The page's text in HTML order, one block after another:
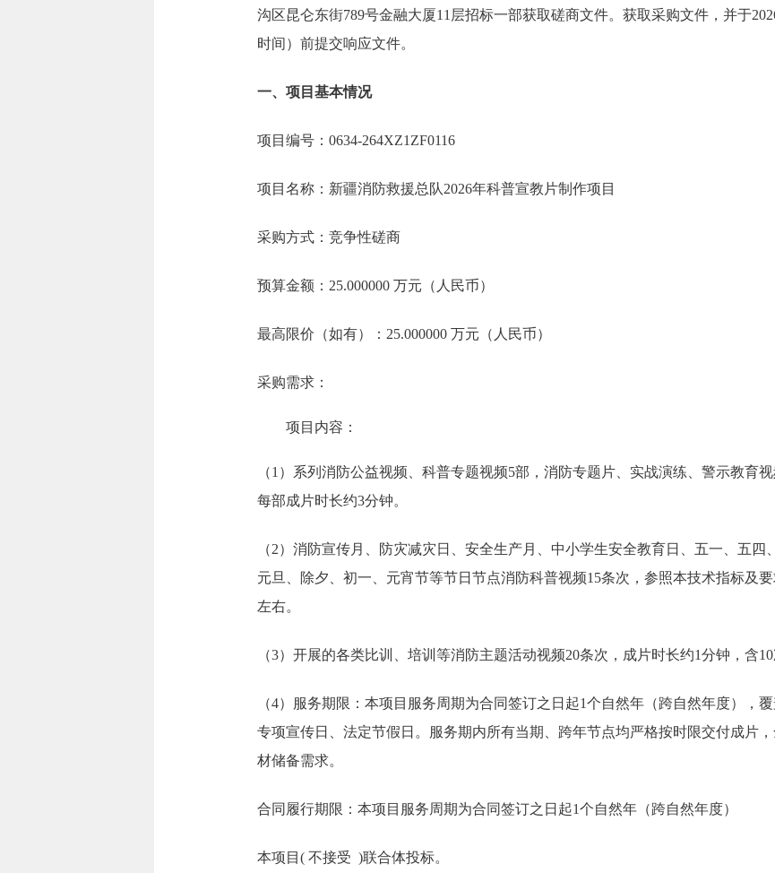
沟区昆仑东街789号金融大厦11层招标一部获取磋商文件。获取采购文件，并于
时间）前提交响应文件。
一、项目基本情况
项目编号：0634-264XZ1ZF0116
项目名称：新疆消防救援总队2026年科普宣教片制作项目
采购方式：竞争性磋商
预算金额：25.000000 万元（人民币）
最高限价（如有）：25.000000 万元（人民币）
采购需求：
项目内容：
（1）系列消防公益视频、科普专题视频5部，消防专题片、实战演练、警示教育
每部成片时长约3分钟。
（2）消防宣传月、防灾减灾日、安全生产月、中小学生安全教育日、五一、五四
元旦、除夕、初一、元宵节等节日节点消防科普视频15条次，参照本技术指标及
左右。
（3）开展的各类比训、培训等消防主题活动视频20条次，成片时长约1分钟，含
（4）服务期限：本项目服务周期为合同签订之日起1个自然年（跨自然年度），
专项宣传日、法定节假日。服务期内所有当期、跨年节点均严格按时限交付成片
材储备需求。
合同履行期限：本项目服务周期为合同签订之日起1个自然年（跨自然年度）
本项目( 不接受 )联合体投标。